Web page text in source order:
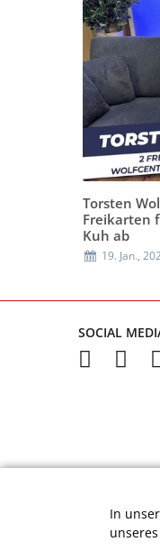
Torsten
Freikarten
Kuh ab
19. Jan.,
SOCIAL
In